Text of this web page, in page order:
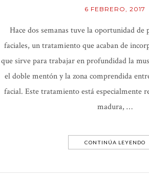
6 FEBRERO, 2017
Hace dos semanas tuve la oportunidad de
faciales, un tratamiento que acaban de
que sirve para trabajar en profundidad la
el doble mentón y la zona comprendida
facial. Este tratamiento está especialmente
madura, …
CONTINÚA LEYENDO